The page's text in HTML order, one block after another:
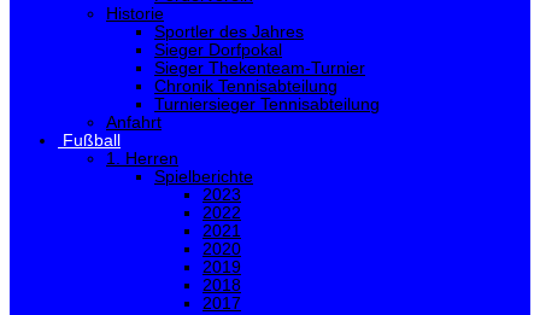
Historie
Sportler des Jahres
Sieger Dorfpokal
Sieger Thekenteam-Turnier
Chronik Tennisabteilung
Turniersieger Tennisabteilung
Anfahrt
Fußball
1. Herren
Spielberichte
2023
2022
2021
2020
2019
2018
2017